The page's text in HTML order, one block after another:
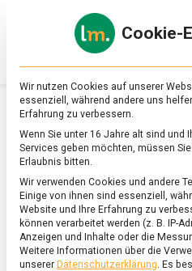
SCHLAGWORT:EIS AM
Cookie-
Wir nutzen Cookies auf unserer
essenziell, während andere uns
Erfahrung zu verbessern.
Wenn Sie unter 16 Jahre alt sind und
Services geben möchten, müssen
Erlaubnis bitten.
Wir verwenden Cookies und andere
Einige von ihnen sind essenziell,
Website und Ihre Erfahrung zu
können verarbeitet werden (z. B. IP-
Anzeigen und Inhalte oder die
Weitere Informationen über die
unserer Datenschutzerklärung. Es